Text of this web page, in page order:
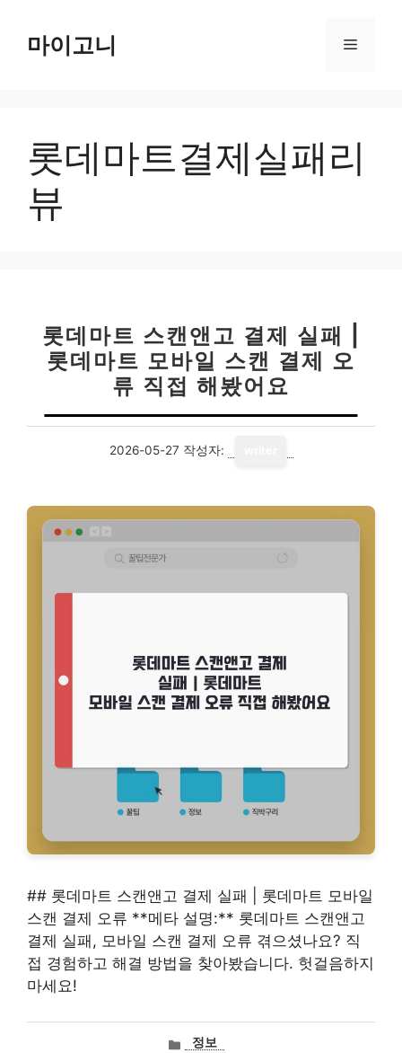
마이고니 메
롯데마트결제실패리
뷰
롯데마트 스캔앤고 결제 실패 |
롯데마트 모바일 스캔 결제 오
류 직접 해봤어요
2026-05-27 작성자:
## 롯데마트 스캔앤고 결제 실패 | 롯데마트 모바일
스캔 결제 오류 **메타 설명:** 롯데마트 스캔앤고
결제 실패, 모바일 스캔 결제 오류 겪으셨나요? 직
접 경험하고 해결 방법을 찾아봤습니다. 헛걸음하지
마세요!
카정보